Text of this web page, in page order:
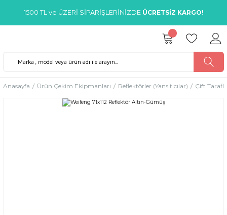
1500 TL ve ÜZERİ SİPARİŞLERİNİZDE ÜCRETSİZ KARGO!
Anasayfa Ürün Çekim Ekipmanları Reflektörler (Yansıtıcılar) Çift